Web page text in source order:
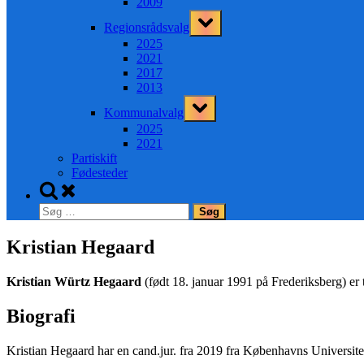
Regionsrådsvalg
Toggle
sub-
2025
2021
2017
2013
Kommunalvalg
Toggle
sub-
2025
2021
Partiskift
Fødesteder
Toggle
search
form
Søg
efter:
Kristian Hegaard
Kristian Würtz Hegaard (født 18. januar 1991 på Frederiksberg)
Biografi
Kristian Hegaard har en cand.jur. fra 2019 fra Københavns